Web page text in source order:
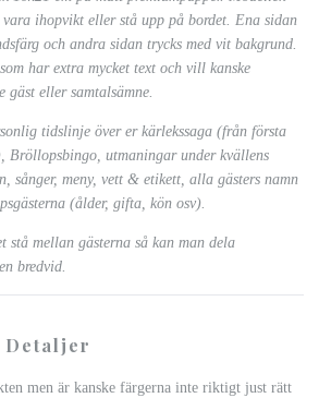
ihopvikt eller stå upp på bordet. Ena sidan
och andra sidan trycks med vit bakgrund.
har extra mycket text och vill kanske
gäst eller samtalsämne.
tidslinje över er kärlekssaga (från första
Bröllopsbingo, utmaningar under kvällens
sånger, meny, vett & etikett, alla gästers namn
(ålder, gifta, kön osv).
stå mellan gästerna så kan man dela
bredvid.
Detaljer
men är kanske färgerna inte riktigt just rätt